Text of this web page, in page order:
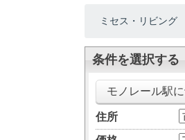
ミセス・リビング
条件を選択する
モノレール駅
住所